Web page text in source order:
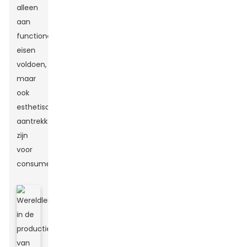
alleen
aan
functionele
eisen
voldoen,
maar
ook
esthetisch
aantrekkelijk
zijn
voor
consumenten.